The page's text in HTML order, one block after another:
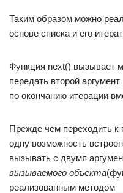
Таким образом можно
основе списка и его
Функция next() вызывает
передать второй
по окончанию итерации
Прежде чем переходить к
одну возможность
вызывать с двумя
вызываемого объекта
реализованным методом